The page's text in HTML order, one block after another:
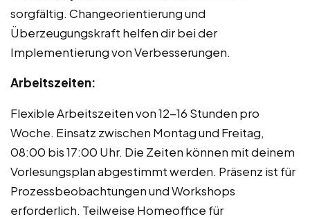
sorgfältig. Changeorientierung und
Überzeugungskraft helfen dir bei der
Implementierung von Verbesserungen.
Arbeitszeiten:
Flexible Arbeitszeiten von 12-16 Stunden pro
Woche. Einsatz zwischen Montag und Freitag,
08:00 bis 17:00 Uhr. Die Zeiten können mit deinem
Vorlesungsplan abgestimmt werden. Präsenz ist für
Prozessbeobachtungen und Workshops
erforderlich. Teilweise Homeoffice für